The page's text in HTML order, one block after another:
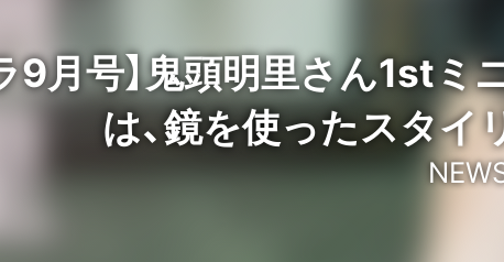
9月号】鬼頭明里さん1st
は、鏡を使ったスタ